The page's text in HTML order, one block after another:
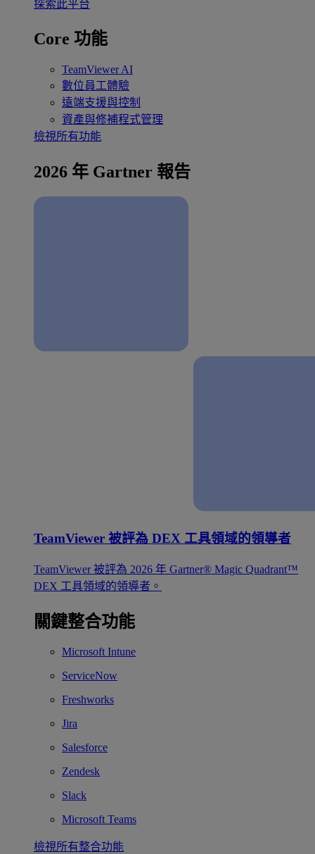
探索此平台
Core 功能
TeamViewer AI
數位員工體驗
遠端支援與控制
資產與修補程式管理
檢視所有功能
2026 年 Gartner 報告
TeamViewer 被評為 DEX 工具領域的領導者
TeamViewer 被評為 2026 年 Gartner® Magic Quadrant™
DEX 工具領域的領導者。
關鍵整合功能
Microsoft Intune
ServiceNow
Freshworks
Jira
Salesforce
Zendesk
Slack
Microsoft Teams
檢視所有整合功能